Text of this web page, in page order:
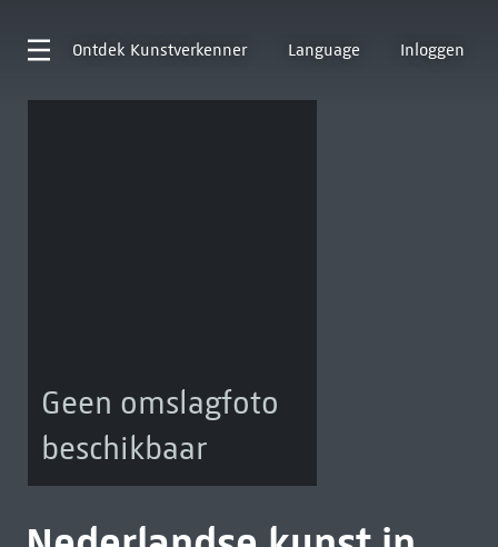
Ontdek Kunstverkenner Language Inloggen
Geen omslagfoto
beschikbaar